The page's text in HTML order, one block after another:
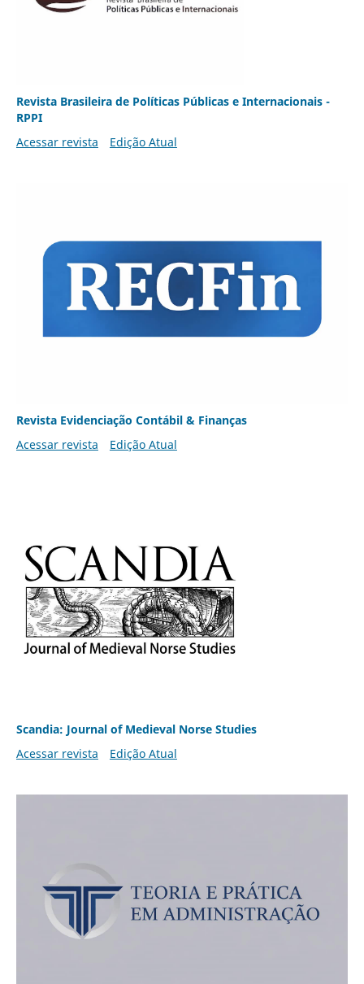
Revista Brasileira de Políticas Públicas e Internacionais -
RPPI
Acessar revista
Edição Atual
Revista Evidenciação Contábil & Finanças
Acessar revista
Edição Atual
Scandia: Journal of Medieval Norse Studies
Acessar revista
Edição Atual